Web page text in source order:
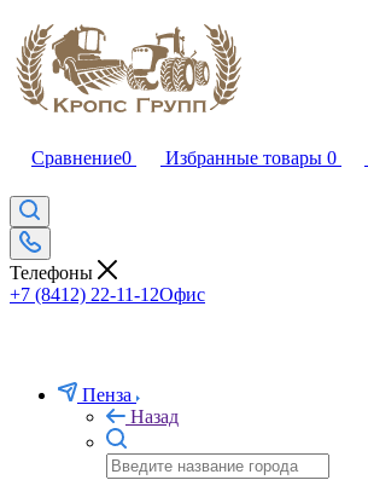
Сравнение0 Избранные товары 0
Телефоны
+7 (8412) 22-11-12Офис
Пенза
Назад